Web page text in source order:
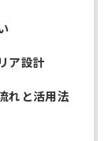
ア設計
れと活用法